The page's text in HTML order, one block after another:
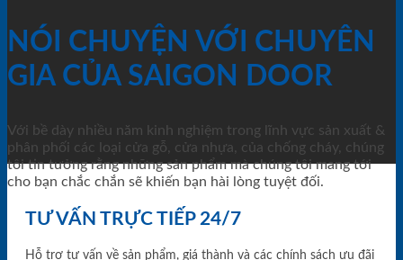
NÓI CHUYỆN VỚI CHUYÊN
GIA CỦA SAIGON DOOR
Với bề dày nhiều năm kinh nghiệm trong lĩnh vực sản xuất &
phân phối các loại cửa gỗ, cửa nhựa, của chống cháy, chúng
tôi tin tưởng rằng những sản phẩm mà chúng tôi mang tới
cho bạn chắc chắn sẽ khiến bạn hài lòng tuyệt đối.
TƯ VẤN TRỰC TIẾP 24/7
Hỗ trợ tư vấn về sản phẩm, giá thành và các chính sách ưu đãi